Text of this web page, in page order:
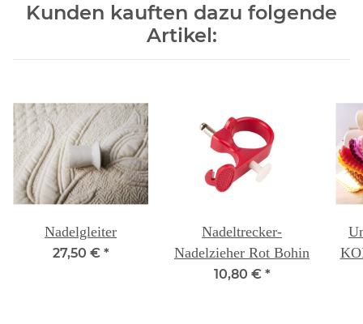
Kunden kauften dazu folgende
Artikel:
Nadelgleiter
27,50 € *
Nadeltrecker-
Nadelzieher Rot Bohin
10,80 € *